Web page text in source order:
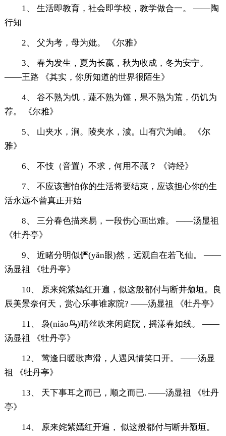
1、 生活即教育，社会即学校，教学做合一。 ——陶
行知
2、 父为考，母为妣。 《尔雅》
3、 春为发生，夏为长嬴，秋为收成，冬为安宁。
——王路 《其实，你所知道的世界很陌生》
4、 谷不熟为饥，蔬不熟为馑，果不熟为荒，仍饥为
荐。 《尔雅》
5、 山夹水，涧。陵夹水，澞。山有穴为岫。 《尔
雅》
6、 不忮（音置）不求，何用不藏？ 《诗经》
7、 不应该害怕你的生活将要结束，应该担心你的生
活永远不曾真正开始
8、 三分春色描来易，一段伤心画出难。 ——汤显祖
《牡丹亭》
9、 近睹分明似俨(yǎn眼)然，远观自在若飞仙。 ——
汤显祖 《牡丹亭》
10、 原来姹紫嫣红开遍，似这般都付与断井颓垣。良
辰美景奈何天，赏心乐事谁家院? ——汤显祖 《牡丹亭》
11、 袅(niǎo鸟)晴丝吹来闲庭院，摇漾春如线。 ——
汤显祖 《牡丹亭》
12、 莺逢日暖歌声滑，人遇风情笑口开。 ——汤显
祖 《牡丹亭》
13、 天下事耳之而已，顺之而已. ——汤显祖 《牡丹
亭》
14、 原来姹紫嫣红开遍， 似这般都付与断井颓垣。